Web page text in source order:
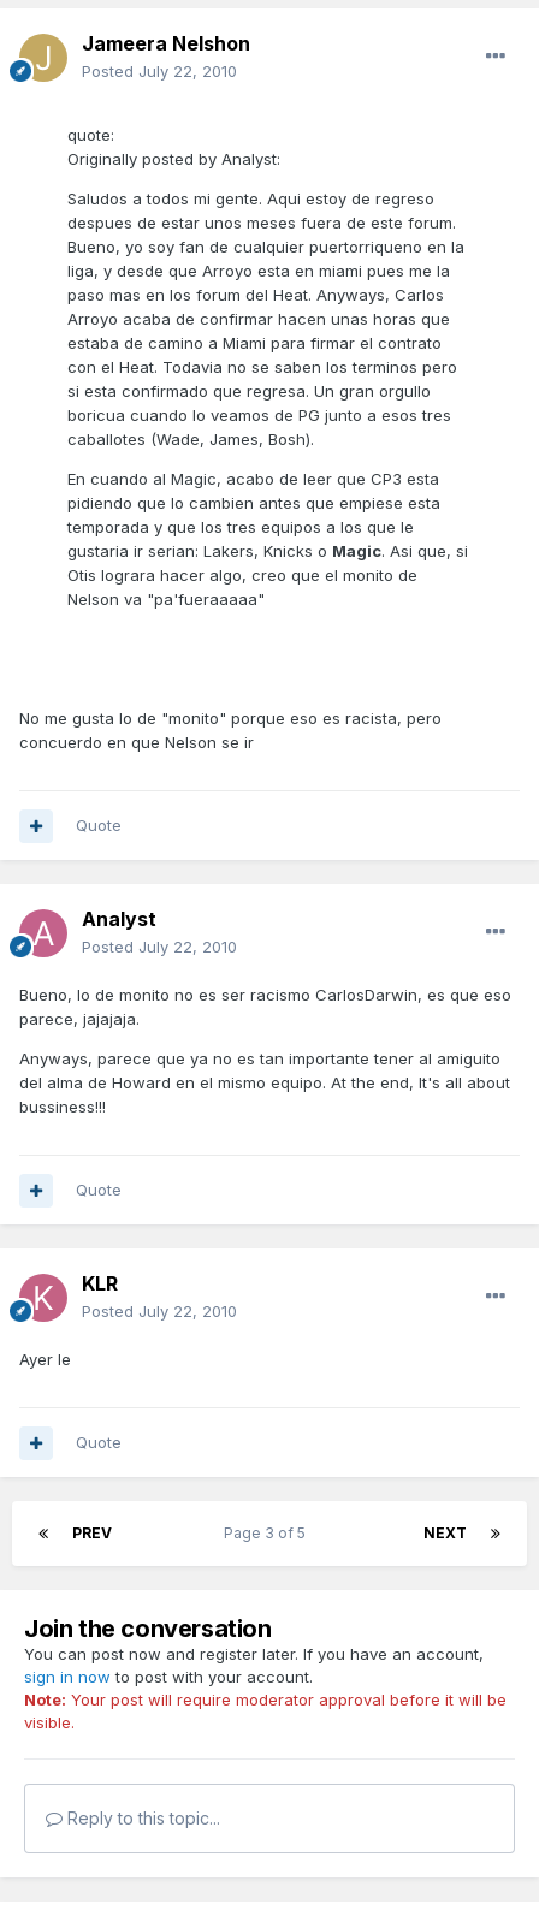
Jameera Nelshon
Posted July 22, 2010
quote:
Originally posted by Analyst:
Saludos a todos mi gente. Aqui estoy de regreso
despues de estar unos meses fuera de este forum.
Bueno, yo soy fan de cualquier puertorriqueno en la
liga, y desde que Arroyo esta en miami pues me la
paso mas en los forum del Heat. Anyways, Carlos
Arroyo acaba de confirmar hacen unas horas que
estaba de camino a Miami para firmar el contrato
con el Heat. Todavia no se saben los terminos pero
si esta confirmado que regresa. Un gran orgullo
boricua cuando lo veamos de PG junto a esos tres
caballotes (Wade, James, Bosh).
En cuando al Magic, acabo de leer que CP3 esta
pidiendo que lo cambien antes que empiese esta
temporada y que los tres equipos a los que le
gustaria ir serian: Lakers, Knicks o Magic. Asi que, si
Otis lograra hacer algo, creo que el monito de
Nelson va "pa'fueraaaaa"
No me gusta lo de "monito" porque eso es racista, pero
concuerdo en que Nelson se ir
Quote
Analyst
Posted July 22, 2010
Bueno, lo de monito no es ser racismo CarlosDarwin, es que eso
parece, jajajaja.
Anyways, parece que ya no es tan importante tener al amiguito
del alma de Howard en el mismo equipo. At the end, It's all about
bussiness!!!
Quote
KLR
Posted July 22, 2010
Ayer le
Quote
PREV NEXT
Page 3 of 5
Join the conversation
You can post now and register later. If you have an account,
sign in now to post with your account.
Note: Your post will require moderator approval before it will be
visible.
Reply to this topic...